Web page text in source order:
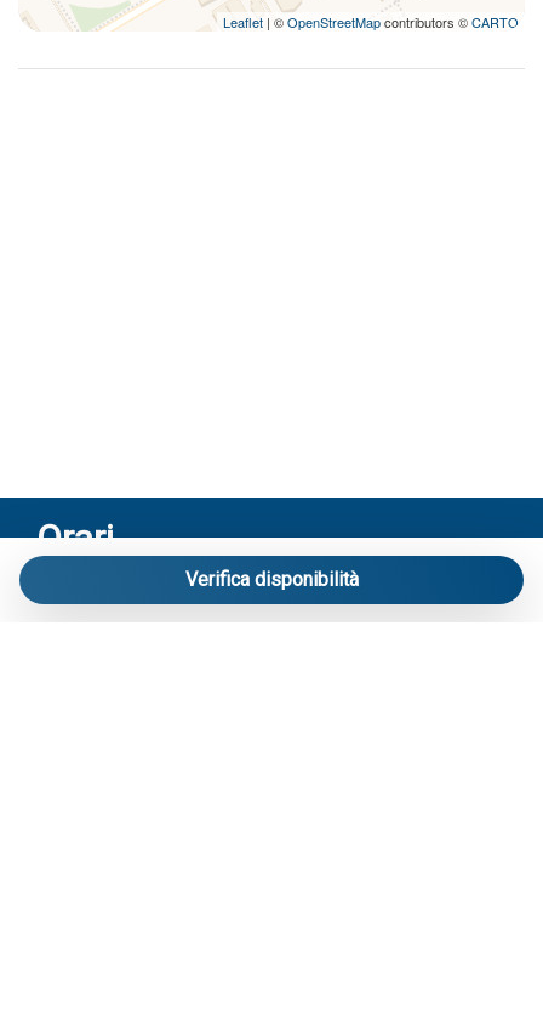
Leaflet | ©OpenStreetMapcontributors ©CARTO
Verifica disponibilità
Orari
Riceviamo solo su appuntamento:
Via Mameli 103/A Lido di Jesolo – Venezia